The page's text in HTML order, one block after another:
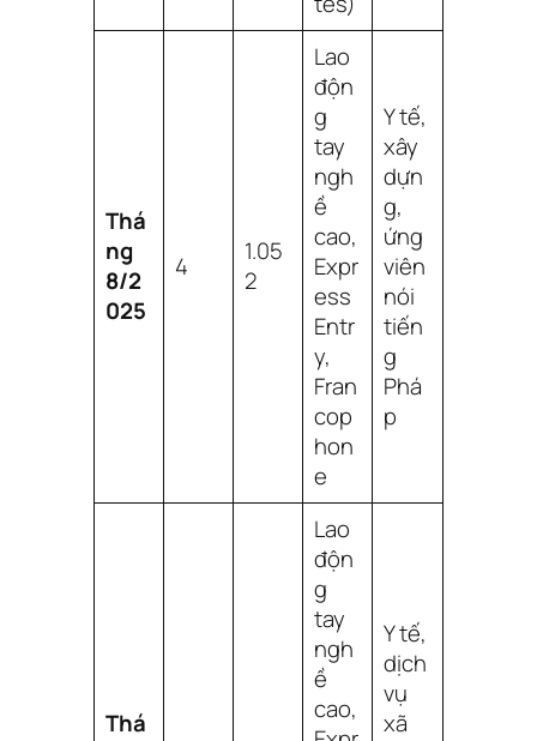
Thá
ng
8/2
025
4
1.05
2
Lao
độn
g
tay
ngh
ề
cao,
Expr
ess
Entr
y,
Fran
cop
hon
e
Y tế,
xây
dựn
g,
ứng
viên
nói
tiến
g
Phá
p
Thá
Lao
độn
g
tay
ngh
ề
cao,
Y tế,
dịch
vụ
xã